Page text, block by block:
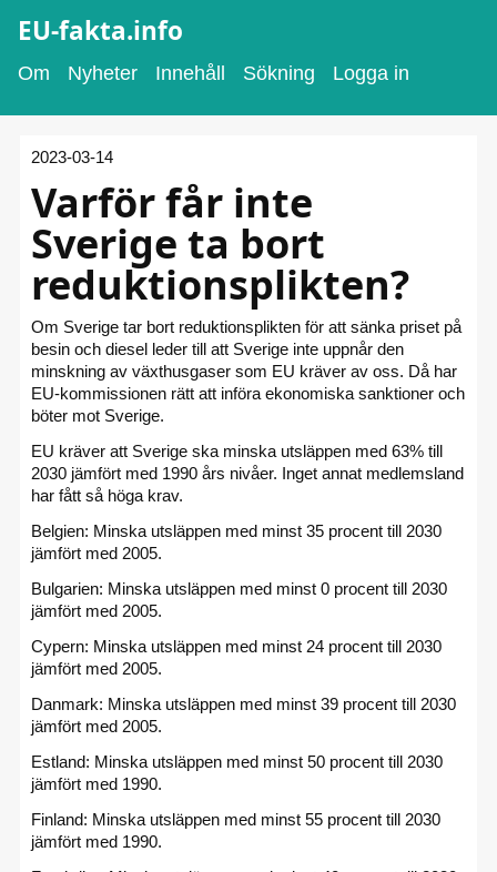
EU-fakta.info
Om Nyheter Innehåll Sökning Logga in
2023-03-14
Varför får inte
Sverige ta bort
reduktionsplikten?
Om Sverige tar bort reduktionsplikten för att sänka priset på
besin och diesel leder till att Sverige inte uppnår den
minskning av växthusgaser som EU kräver av oss. Då har
EU-kommissionen rätt att införa ekonomiska sanktioner och
böter mot Sverige.
EU kräver att Sverige ska minska utsläppen med 63% till
2030 jämfört med 1990 års nivåer. Inget annat medlemsland
har fått så höga krav.
Belgien: Minska utsläppen med minst 35 procent till 2030
jämfört med 2005.
Bulgarien: Minska utsläppen med minst 0 procent till 2030
jämfört med 2005.
Cypern: Minska utsläppen med minst 24 procent till 2030
jämfört med 2005.
Danmark: Minska utsläppen med minst 39 procent till 2030
jämfört med 2005.
Estland: Minska utsläppen med minst 50 procent till 2030
jämfört med 1990.
Finland: Minska utsläppen med minst 55 procent till 2030
jämfört med 1990.